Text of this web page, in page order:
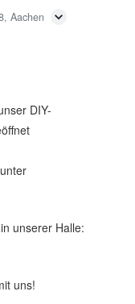
Aachen
DIY-
unserer Halle:
uns!